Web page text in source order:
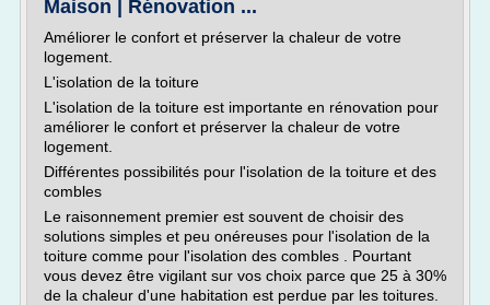
Maison | Rénovation ...
Améliorer le confort et préserver la chaleur de votre
logement.
L'isolation de la toiture
L'isolation de la toiture est importante en rénovation pour
améliorer le confort et préserver la chaleur de votre
logement.
Différentes possibilités pour l'isolation de la toiture et des
combles
Le raisonnement premier est souvent de choisir des
solutions simples et peu onéreuses pour l'isolation de la
toiture comme pour l'isolation des combles . Pourtant
vous devez être vigilant sur vos choix parce que 25 à 30%
de la chaleur d'une habitation est perdue par les toitures.